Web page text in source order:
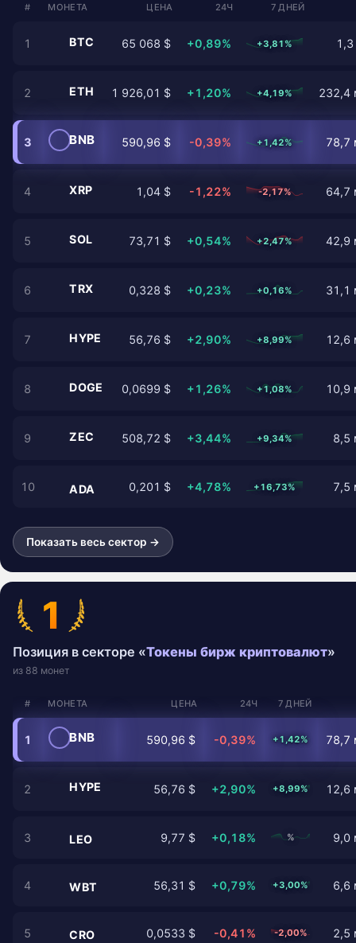
# МОНЕТА ЦЕНА 24Ч 7 ДНЕЙ
1 BTC 65 068 $ +0,89% +3,81%
2 ETH 1 926,01 $ +1,20% +4,19% 232,4
3 BNB 590,96 $ -0,39% +1,42% 78,7
4 XRP 1,04 $ -1,22% -2,17% 64,7
5 SOL 73,71 $ +0,54% +2,47% 42,9
6 TRX 0,328 $ +0,23% +0,16% 31,1
7 HYPE 56,76 $ +2,90% +8,99% 12,6
8 DOGE 0,0699 $ +1,26% +1,08% 10,9
9 ZEC 508,72 $ +3,44% +9,34% 8,5
10 ADA 0,201 $ +4,78% +16,73% 7,5
Показать весь сектор →
1
Позиция в секторе «Токены бирж криптовалют»
из 88 монет
# МОНЕТА ЦЕНА 24Ч 7 ДНЕЙ
1 BNB 590,96 $ -0,39% +1,42% 78,7
2 HYPE 56,76 $ +2,90% +8,99% 12,6
3 LEO 9,77 $ +0,18% % 9,0
4 WBT 56,31 $ +0,79% +3,00% 6,6
5 CRO 0,0533 $ -0,41% -2,00% 2,5